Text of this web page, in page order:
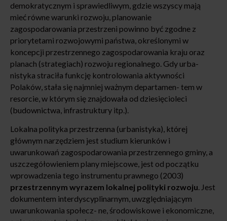
demokratycznym i sprawiedliwym, gdzie wszyscy mają
mieć równe warunki rozwoju, planowanie
zagospodarowania przestrzeni powinno być zgodne z
priorytetami rozwojowymi państwa, określonymi w
koncepcji przestrzennego zagospodarowania kraju oraz
planach (strategiach) rozwoju regionalnego. Gdy urba-
nistyka straciła funkcję kontrolowania aktywności
Polaków, stała się najmniej ważnym departamen- tem w
resorcie, w którym się znajdowała od dziesięcioleci
(budownictwa, infrastruktury itp.).
Lokalna polityka przestrzenna (urbanistyka), której
głównym narzędziem jest studium kierunków i
uwarunkowań zagospodarowania przestrzennego gminy, a
uszczegółowieniem plany miejscowe, jest od początku
wprowadzenia tego instrumentu prawnego (2003)
przestrzennym wyrazem lokalnej polityki rozwoju. Jest
dokumentem interdyscyplinarnym, uwzględniającym
uwarunkowania społecz- ne, środowiskowe i ekonomiczne,